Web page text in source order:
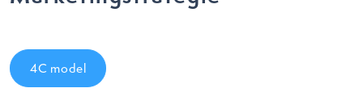
4C model